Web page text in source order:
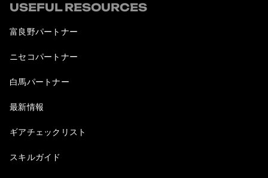
USEFUL RESOURCES
富良野パートナー
ニセコパートナー
白馬パートナー
最新情報
ギアチェックリスト
スキルガイド